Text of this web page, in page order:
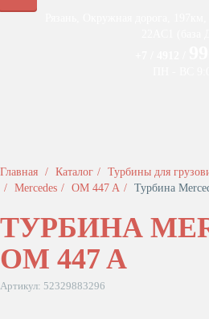
Главная Каталог
Турбины для
Mercedes
OM 447 A Турбина
ТУРБИНА
OM 447 A
Артикул: 52329883296